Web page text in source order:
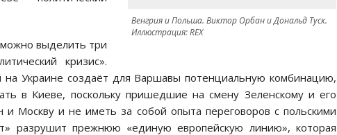
Венгрия и Польша. Виктор Орбан и Дональд Туск.
Иллюстрация: REX
выделить три
кризис».
на Украине создаёт для Варшавы потенциальную комбинацию,
в Киеве, поскольку пришедшие на смену Зеленскому и его
Москву и не иметь за собой опыта переговоров с польскими
разрушит прежнюю «единую европейскую линию», которая